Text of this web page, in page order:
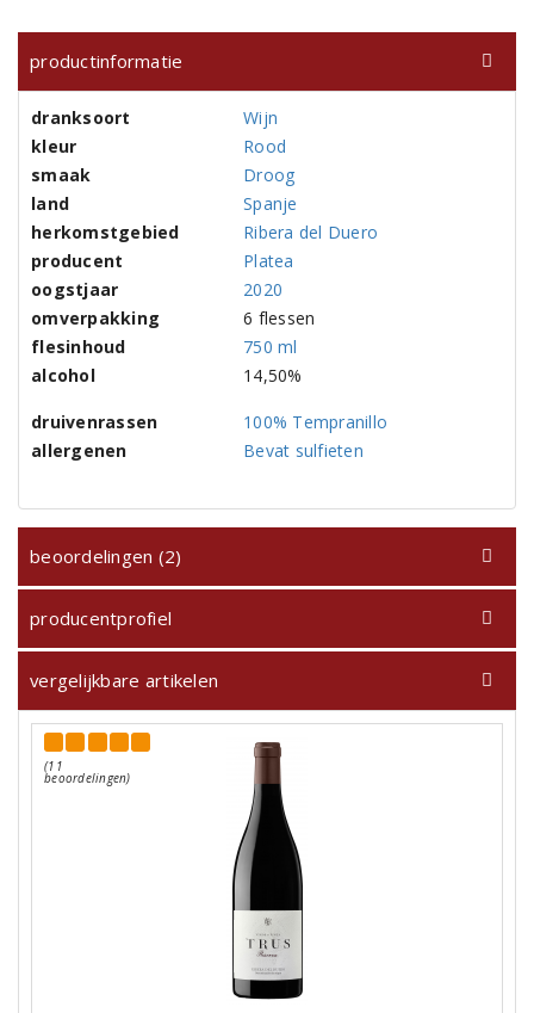
productinformatie
dranksoort
Wijn
kleur
Rood
smaak
Droog
land
Spanje
herkomstgebied
Ribera del Duero
producent
Platea
oogstjaar
2020
omverpakking
6 flessen
flesinhoud
750 ml
alcohol
14,50%
druivenrassen
100% Tempranillo
allergenen
Bevat sulfieten
beoordelingen (2)
producentprofiel
vergelijkbare artikelen
(11
beoordelingen)